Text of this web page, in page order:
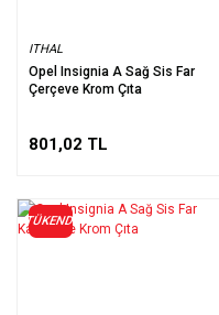
ITHAL
Opel Insignia A Sağ Sis Far
Çerçeve Krom Çıta
801,02 TL
TÜKENDİ